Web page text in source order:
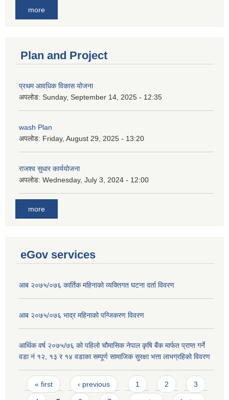
more
Plan and Project
प्रथम आवधिक विकास योजना
अपलोड: Sunday, September 14, 2025 - 12:35
wash Plan
अपलोड: Friday, August 29, 2025 - 13:20
राजश्व सुधार कार्ययोजना
अपलोड: Wednesday, July 3, 2024 - 12:00
more
eGov services
आब २०७५/०७६ कार्तिक महिनाको व्यक्तिगत घटना दर्ता विवरण
आब २०७५/०७६ भाद्र महिनाको पन्जिकरण विवरण
आर्थिक वर्ष २०७५/७६ को पहिलो चौमासिक नेपाल कृषि बैंक मार्फत प्राप्त गर्ने
वडा नं १२, १३ र १४ वडाका सम्पूर्ण सामाजिक सुरक्षा भत्ता लाभग्रहिको विवरण
Pages
« first ‹ previous 1 2 3